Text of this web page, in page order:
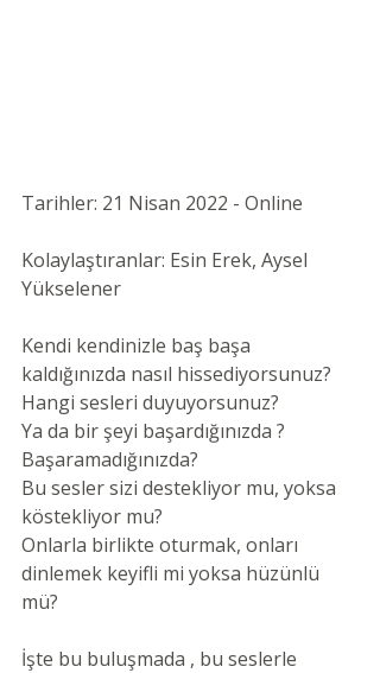
Tarihler: 21 Nisan 2022 - Online
Kolaylaştıranlar: Esin Erek, Aysel
Yükselener
Kendi kendinizle baş başa
kaldığınızda nasıl hissediyorsunuz?
Hangi sesleri duyuyorsunuz?
Ya da bir şeyi başardığınızda ?
Başaramadığınızda?
Bu sesler sizi destekliyor mu, yoksa
köstekliyor mu?
Onlarla birlikte oturmak, onları
dinlemek keyifli mi yoksa hüzünlü
mü?
İşte bu buluşmada , bu seslerle